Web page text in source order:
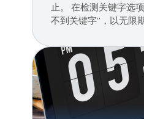
止。 在检测关键字选
不到关键字”，以无限